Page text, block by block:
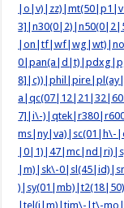
7]|i\-
|m)|sk\-
|tel(i|m)|tim\-|t\-